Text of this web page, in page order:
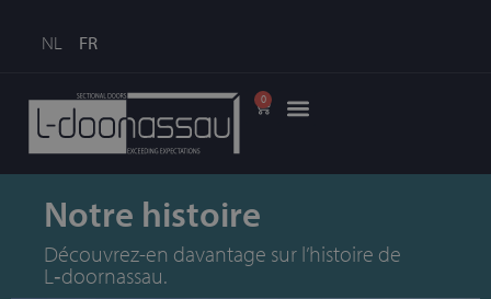
NL FR
0
Notre histoire
Découvrez-en davantage sur l’histoire de
L‑doornassau.